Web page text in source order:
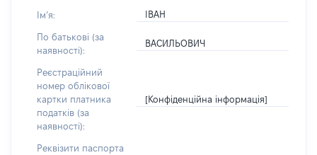
Імʼя: ІВАН
По батькові (за
наявності):
ВАСИЛЬОВИЧ
Реєстраційний
номер облікової
картки платника
податків (за
наявності):
[Конфіденційна інформація]
Реквізити паспорта